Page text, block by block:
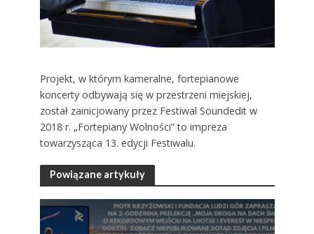
Projekt, w którym kameralne, fortepianowe
koncerty odbywają się w przestrzeni miejskiej,
został zainicjowany przez Festiwal Soundedit w
2018 r. „Fortepiany Wolności” to impreza
towarzysząca 13. edycji Festiwalu.
Powiązane artykuły